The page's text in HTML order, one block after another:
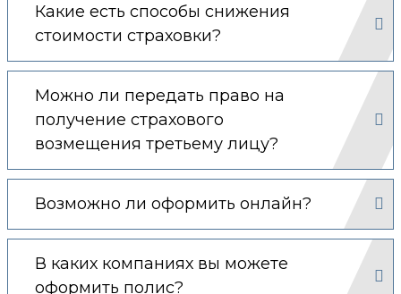
Какие есть способы снижения
стоимости страховки?
Можно ли передать право на
получение страхового
возмещения третьему лицу?
Возможно ли оформить онлайн?
В каких компаниях вы можете
оформить полис?